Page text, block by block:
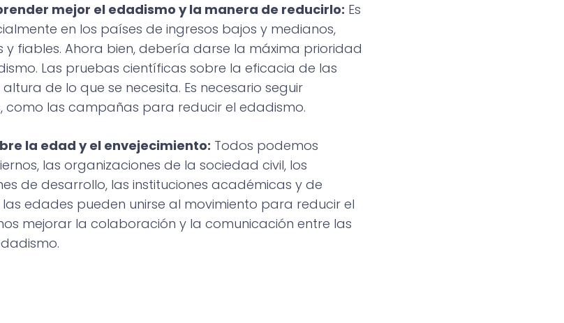
mejor el edadismo y la manera de reducirlo: Es
en los países de ingresos bajos y medianos,
fiables. Ahora bien, debería darse la máxima prioridad
Las pruebas científicas sobre la eficacia de las
de lo que se necesita. Es necesario seguir
las campañas para reducir el edadismo.
la edad y el envejecimiento: Todos podemos
las organizaciones de la sociedad civil, los
de desarrollo, las instituciones académicas y de
edades pueden unirse al movimiento para reducir el
mejorar la colaboración y la comunicación entre las